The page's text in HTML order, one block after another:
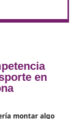
operativa